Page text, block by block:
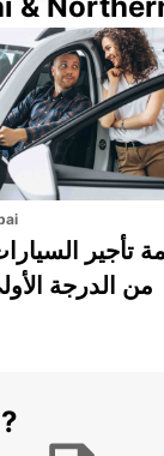
CLUJ
CLUJ
&
تأجير
من الدرجة